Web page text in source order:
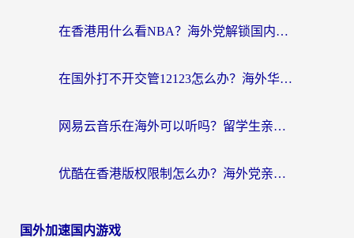
在香港用什么看NBA？海外党解锁国内体育直播的终极攻略
在国外打不开交管12123怎么办？海外华人必看的回国加速全攻略
网易云音乐在海外可以听吗？留学生亲测有效的回国加速方案
优酷在香港版权限制怎么办？海外党亲测有效的追剧加速方案
国外加速国内游戏